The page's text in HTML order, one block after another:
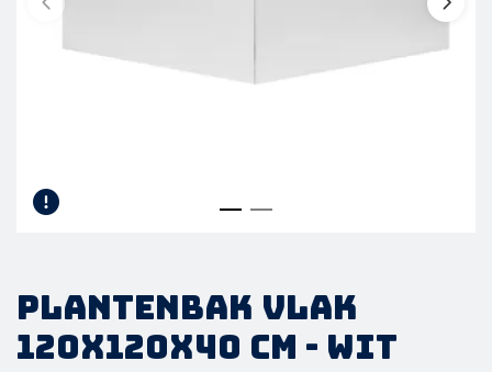
Plantenbak vlak
120x120x40 cm - Wit